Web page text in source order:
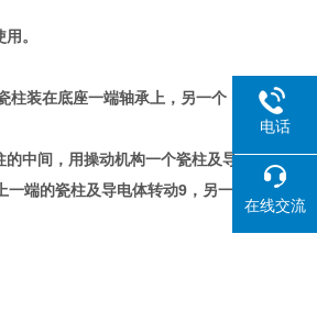
。
柱装在底座一端轴承上，另一个
中间，用操动机构一个瓷柱及导
一端的瓷柱及导电体转动9，另一
电话
在线交流